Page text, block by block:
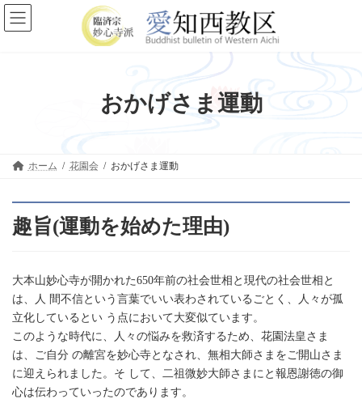
コ
ン
テ
ナ
ビ
ゲ
おかげさま運動
ホーム 花園会 おかげさま運動
趣旨(運動を始めた理由)
大本山妙心寺が開かれた650年前の社会世相と現代の社会世相と
は、人 間不信という言葉でいい表わされているごとく、人々が孤
立化しているとい う点において大変似ています。
このような時代に、人々の悩みを救済するため、花園法皇さま
は、ご自分 の離宮を妙心寺となされ、無相大師さまをご開山さま
に迎えられました。そ して、二祖微妙大師さまにと報恩謝徳の御
心は伝わっていったのであります。